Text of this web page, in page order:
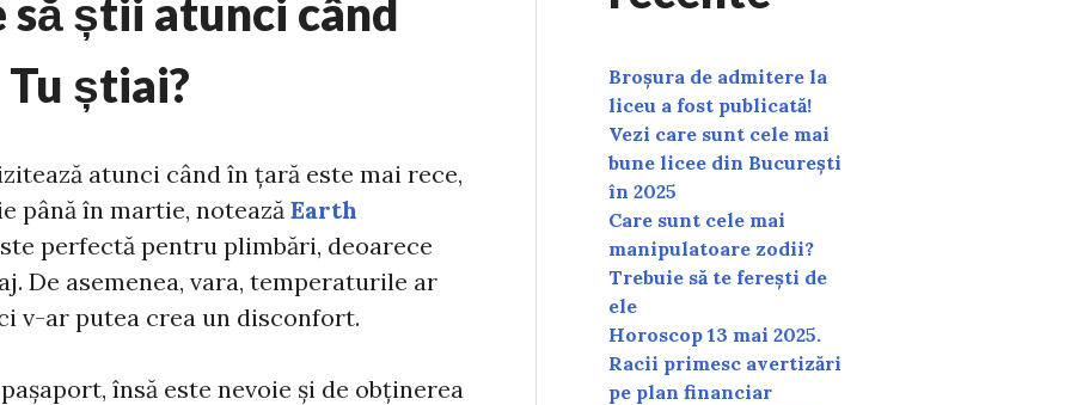
știi atunci când
știai?
atunci când în țară este mai rece,
până în martie, notează Earth
perfectă pentru plimbări, deoarece
De asemenea, vara, temperaturile ar
v-ar putea crea un disconfort.
însă este nevoie și de obținerea
Broșura de admitere la
liceu a fost publicată!
Vezi care sunt cele mai
bune licee din București
în 2025
Care sunt cele mai
manipulatoare zodii?
Trebuie să te ferești de
ele
Horoscop 13 mai 2025.
Racii primesc avertizări
pe plan financiar